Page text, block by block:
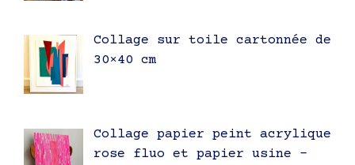
Collage sur toile cartonnée de
30×40 cm
Collage papier peint acrylique
rose fluo et papier usine –